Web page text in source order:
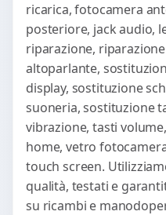
ricarica, fotocamera
posteriore, jack audio,
riparazione,
altoparlante,
display, sostituzione
suoneria, sostituzione
vibrazione, tasti
home, vetro
touch screen.
qualità, testati e
su ricambi e